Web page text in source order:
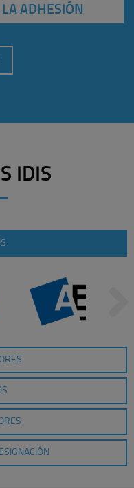
ADHESIÓN
IDIS